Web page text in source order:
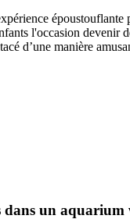
époustouflante
l'occasion devenir
d’une manière
dans un